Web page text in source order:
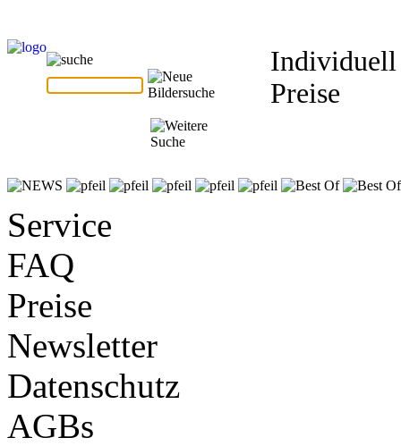
Preise
Service
FAQ
Preise
Newsletter
Datenschutz
AGBs